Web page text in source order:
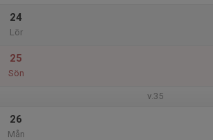
24
Lör
25
Sön
v.35
26
Mån